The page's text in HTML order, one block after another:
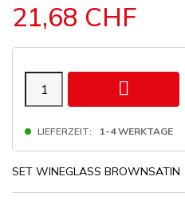
21,68 CHF

LIEFERZEIT: 1-4 WERKTAGE
SET WINEGLASS BROWNSATIN